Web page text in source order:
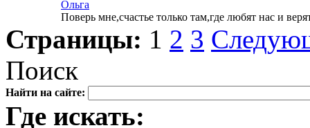
Ольга
Поверь мне,счастье только там,где любят нас и
Страницы: 1 2 3
Поиск
Найти на сайте:
Где искать: